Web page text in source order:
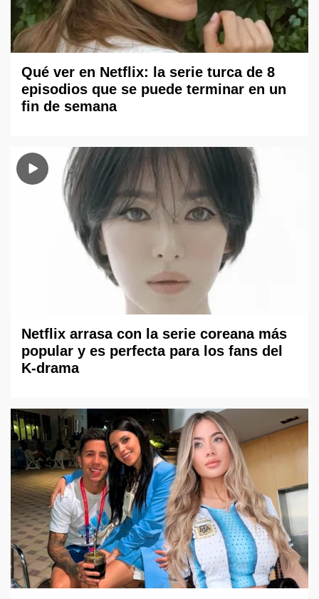
Qué ver en Netflix: la serie turca de 8
episodios que se puede terminar en un
fin de semana
Netflix arrasa con la serie coreana más
popular y es perfecta para los fans del
K-drama